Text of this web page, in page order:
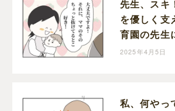
先生、スキ
を優しく支
育園の先生
ぬーこの育
2025年4月5日
私、何やっ